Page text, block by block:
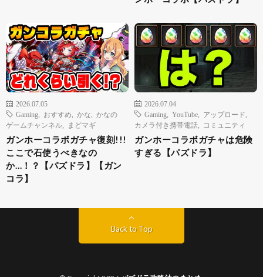
2026.07.05
Gaming
おすすめ かな
かなの
ゲームチャンネル
まどマギ
ガンホーコラボガチャ復刻!!!
ここで石使うべきなの
か…！？【パズドラ】【ガン
コラ】
2026.07.04
Gaming
YouTube アップロード
カメラ付き携帯電話
コミュニティ
ガンホーコラボガチャは危険
すぎる【パズドラ】
Back to Top